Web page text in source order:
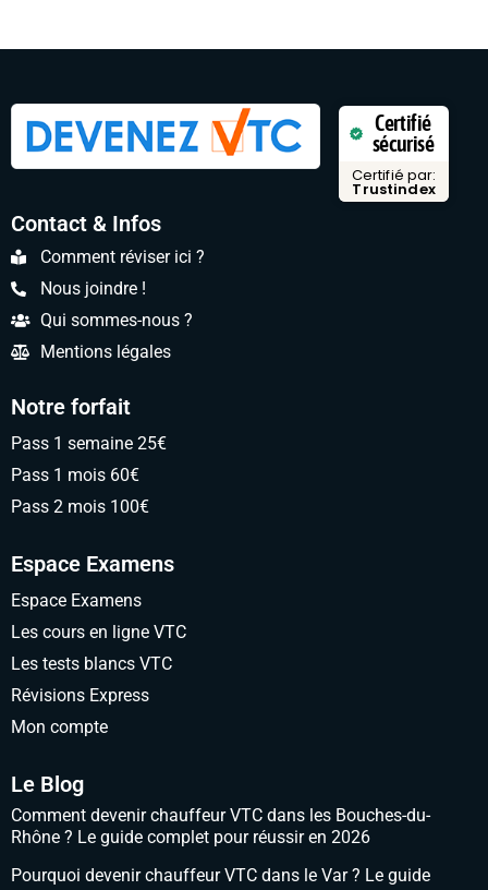
Certifié
sécurisé
Certifié par:
Trustindex
Contact & Infos
Comment réviser ici ?
Nous joindre !
Qui sommes-nous ?
Mentions légales
Notre forfait
Pass 1 semaine 25€
Pass 1 mois 60€
Pass 2 mois 100€
Espace Examens
Espace Examens
Les cours en ligne VTC
Les tests blancs VTC
Révisions Express
Mon compte
Le Blog
Comment devenir chauffeur VTC dans les Bouches-du-
Rhône ? Le guide complet pour réussir en 2026
Pourquoi devenir chauffeur VTC dans le Var ? Le guide